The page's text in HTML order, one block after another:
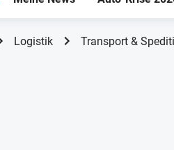
Logistik Transport &